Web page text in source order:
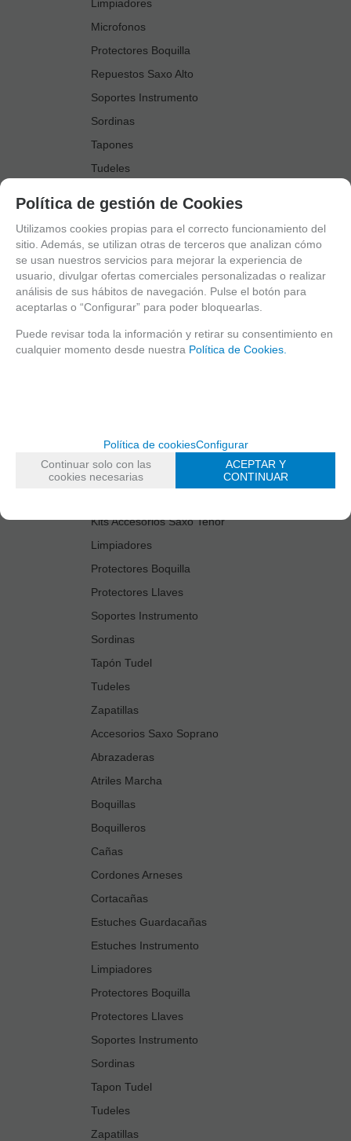
Limpiadores
Microfonos
Protectores Boquilla
Repuestos Saxo Alto
Soportes Instrumento
Sordinas
Tapones
Tudeles
Accesorios Saxo Tenor
Abrazaderas
Anillo Fonico Saxo Tenor
Atriles Marcha
Boquillas
Boquilleros
Cañas
Estuches Guardacañas
Estuches Instrumento
Kits Accesorios Saxo Tenor
Limpiadores
Protectores Boquilla
Protectores Llaves
Soportes Instrumento
Sordinas
Tapón Tudel
Tudeles
Zapatillas
Accesorios Saxo Soprano
Abrazaderas
Atriles Marcha
Boquillas
Boquilleros
Cañas
Cordones Arneses
Cortacañas
Estuches Guardacañas
Estuches Instrumento
Limpiadores
Protectores Boquilla
Protectores Llaves
Soportes Instrumento
Sordinas
Tapon Tudel
Tudeles
Zapatillas
Política de gestión de Cookies
Utilizamos cookies propias para el correcto funcionamiento del
sitio. Además, se utilizan otras de terceros que analizan cómo
se usan nuestros servicios para mejorar la experiencia de
usuario, divulgar ofertas comerciales personalizadas o realizar
análisis de sus hábitos de navegación. Pulse el botón para
aceptarlas o “Configurar” para poder bloquearlas.
Puede revisar toda la información y retirar su consentimiento en
cualquier momento desde nuestra Política de Cookies.
Política de cookiesConfigurar
Continuar solo con las
cookies necesarias
ACEPTAR Y
CONTINUAR